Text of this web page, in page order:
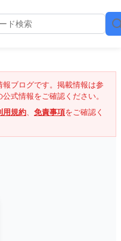
ブログです。掲載情報は参
式情報をご確認ください。
用規約、 免責事項をご確認く